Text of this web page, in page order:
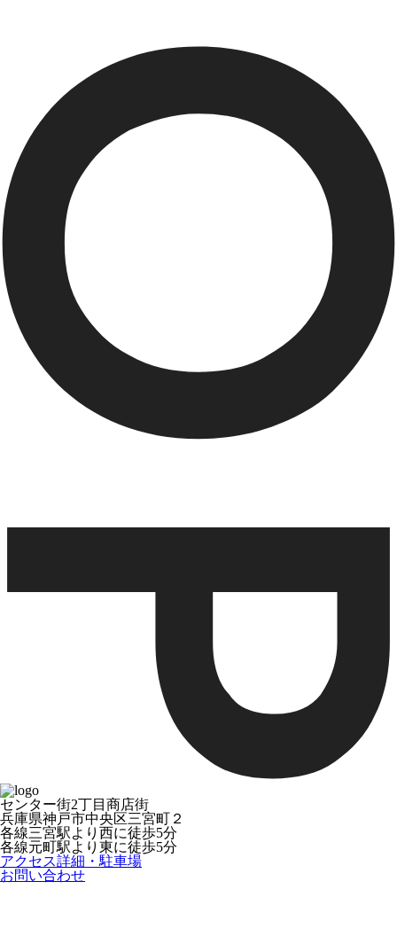
センター街2丁目商店街
兵庫県神戸市中央区三宮町２
各線三宮駅より西に徒歩5分
各線元町駅より東に徒歩5分
アクセス詳細・駐車場
お問い合わせ